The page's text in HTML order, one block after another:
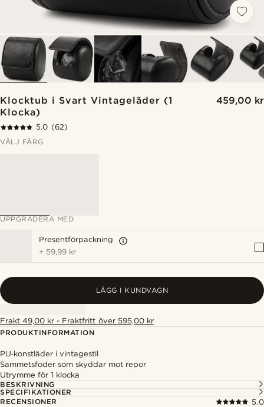
Klocktub i Svart Vintageläder (1
Klocka)
459,00 kr
5.0 (62)
VÄLJ FÄRG
UPPGRADERA MED
Presentförpackning
+ 59,99 kr
LÄGG I KUNDVAGN
Frakt 49,00 kr - Fraktfritt över 595,00 kr
PRODUKTINFORMATION
PU‑konstläder i vintagestil
Sammetsfoder som skyddar mot repor
Utrymme för 1 klocka
BESKRIVNING
SPECIFIKATIONER
RECENSIONER
5.0